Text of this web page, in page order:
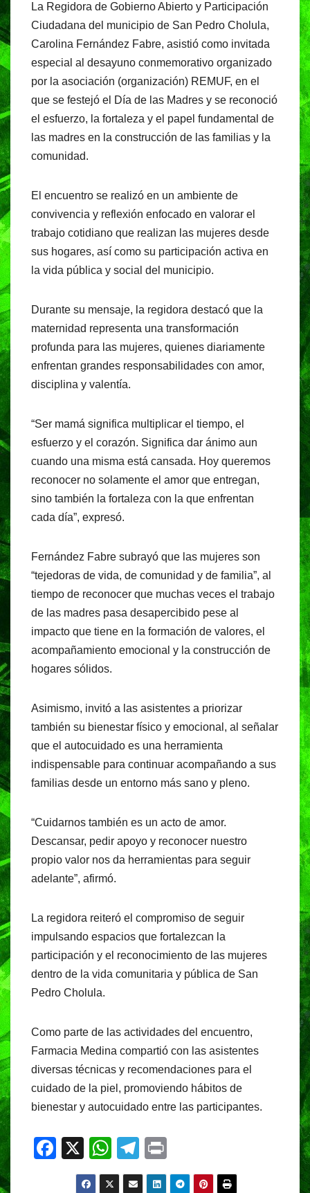
c
e
b
o
o
k
at
s
A
p
p
e
gr
a
m
t
La Regidora de Gobierno Abierto y Participación
Ciudadana del municipio de San Pedro Cholula,
Carolina Fernández Fabre, asistió como invitada
especial al desayuno conmemorativo organizado
por la asociación (organización) REMUF, en el
que se festejó el Día de las Madres y se reconoció
el esfuerzo, la fortaleza y el papel fundamental de
las madres en la construcción de las familias y la
comunidad.
El encuentro se realizó en un ambiente de
convivencia y reflexión enfocado en valorar el
trabajo cotidiano que realizan las mujeres desde
sus hogares, así como su participación activa en
la vida pública y social del municipio.
Durante su mensaje, la regidora destacó que la
maternidad representa una transformación
profunda para las mujeres, quienes diariamente
enfrentan grandes responsabilidades con amor,
disciplina y valentía.
“Ser mamá significa multiplicar el tiempo, el
esfuerzo y el corazón. Significa dar ánimo aun
cuando una misma está cansada. Hoy queremos
reconocer no solamente el amor que entregan,
sino también la fortaleza con la que enfrentan
cada día”, expresó.
Fernández Fabre subrayó que las mujeres son
“tejedoras de vida, de comunidad y de familia”, al
tiempo de reconocer que muchas veces el trabajo
de las madres pasa desapercibido pese al
impacto que tiene en la formación de valores, el
acompañamiento emocional y la construcción de
hogares sólidos.
Asimismo, invitó a las asistentes a priorizar
también su bienestar físico y emocional, al señalar
que el autocuidado es una herramienta
indispensable para continuar acompañando a sus
familias desde un entorno más sano y pleno.
“Cuidarnos también es un acto de amor.
Descansar, pedir apoyo y reconocer nuestro
propio valor nos da herramientas para seguir
adelante”, afirmó.
La regidora reiteró el compromiso de seguir
impulsando espacios que fortalezcan la
participación y el reconocimiento de las mujeres
dentro de la vida comunitaria y pública de San
Pedro Cholula.
Como parte de las actividades del encuentro,
Farmacia Medina compartió con las asistentes
diversas técnicas y recomendaciones para el
cuidado de la piel, promoviendo hábitos de
bienestar y autocuidado entre las participantes.
F
X
W
h
T
el in